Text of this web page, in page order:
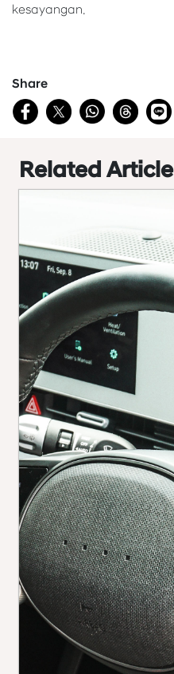
kesayangan.
Share
Related Article